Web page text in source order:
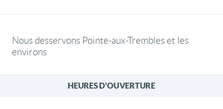
Nous desservons Pointe-aux-Trembles et les
environs
HEURES D'OUVERTURE